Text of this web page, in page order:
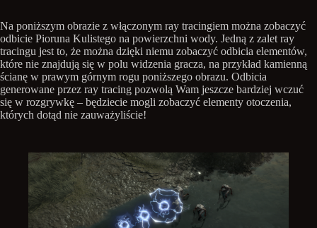
Na poniższym obrazie z włączonym ray tracingiem można zobaczyć
odbicie Pioruna Kulistego na powierzchni wody. Jedną z zalet ray
tracingu jest to, że można dzięki niemu zobaczyć odbicia elementów,
które nie znajdują się w polu widzenia gracza, na przykład kamienną
ścianę w prawym górnym rogu poniższego obrazu. Odbicia
generowane przez ray tracing pozwolą Wam jeszcze bardziej wczuć
się w rozgrywkę – będziecie mogli zobaczyć elementy otoczenia,
których dotąd nie zauważyliście!